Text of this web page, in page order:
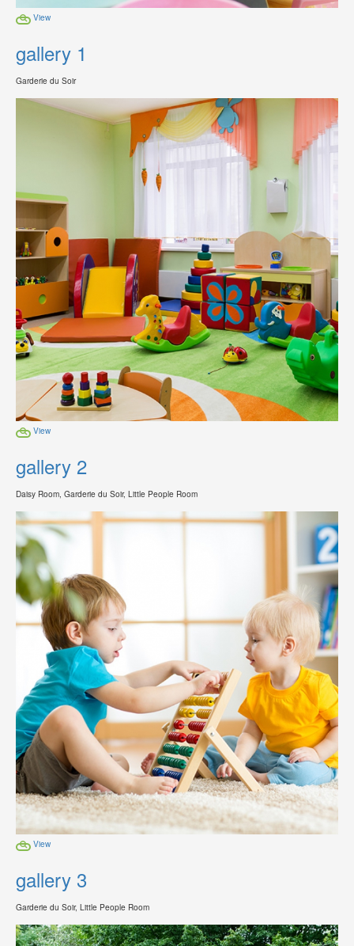
View
gallery 1
Garderie du Soir
View
gallery 2
Daisy Room, Garderie du Soir, Little People Room
View
gallery 3
Garderie du Soir, Little People Room